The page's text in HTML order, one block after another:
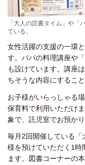
「大人の読書タイム」や「
ている。
女性活躍の支援の一環
す。パパの料理講座や
も設けています。講座
ちそうな内容にすること
お子様がいらっしゃる
保育料で利用いただけ
象で、託児室でお預かり
毎月2回開催している「
様を預けていただく1時
ます。図書コーナーの